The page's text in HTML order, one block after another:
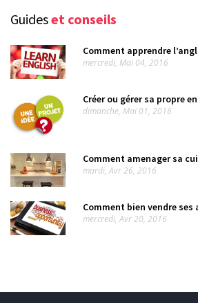
Guideset conseils
Comment apprendre
mercredi, Mai 04, 2016
Créer ou gérer sa propre
dimanche, Mai 01, 2016
Comment amenager sa
mardi, Avr 26, 2016
Comment bien vendre
mercredi, Avr 20, 2016